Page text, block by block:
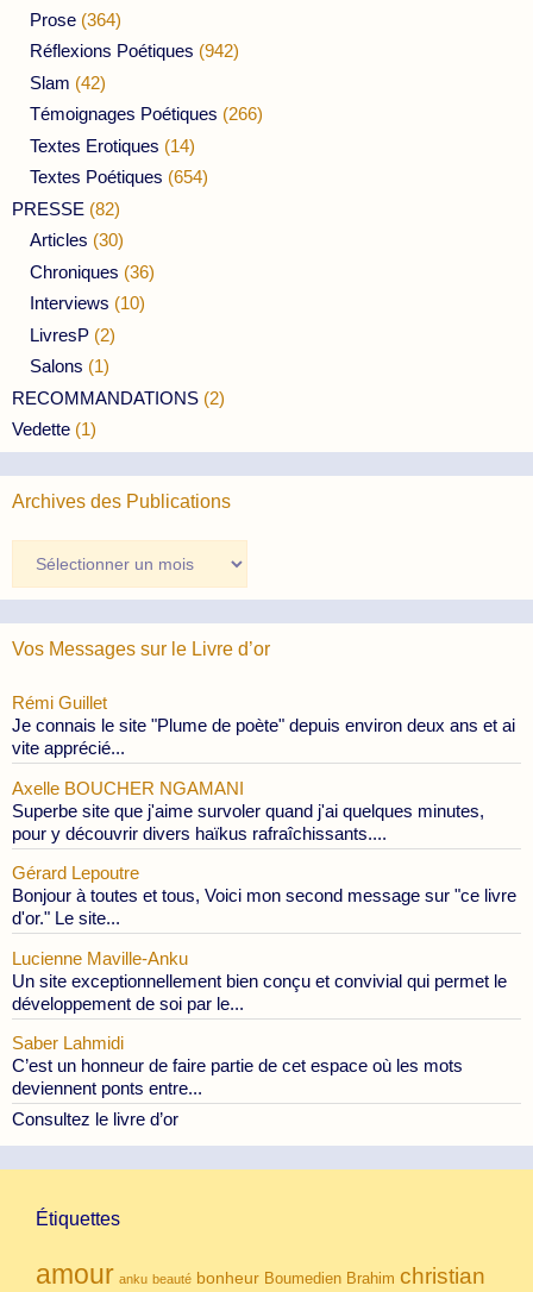
Prose (364)
Réflexions Poétiques (942)
Slam (42)
Témoignages Poétiques (266)
Textes Erotiques (14)
Textes Poétiques (654)
PRESSE (82)
Articles (30)
Chroniques (36)
Interviews (10)
LivresP (2)
Salons (1)
RECOMMANDATIONS (2)
Vedette (1)
Archives des Publications
des
Publications
Vos Messages sur le Livre d’or
Rémi Guillet
Je connais le site "Plume de poète" depuis environ deux ans et ai
vite apprécié...
Axelle BOUCHER NGAMANI
Superbe site que j'aime survoler quand j'ai quelques minutes,
pour y découvrir divers haïkus rafraîchissants....
Gérard Lepoutre
Bonjour à toutes et tous, Voici mon second message sur "ce livre
d'or." Le site...
Lucienne Maville-Anku
Un site exceptionnellement bien conçu et convivial qui permet le
développement de soi par le...
Saber Lahmidi
C’est un honneur de faire partie de cet espace où les mots
deviennent ponts entre...
Consultez le livre d’or
Étiquettes
amour anku beauté bonheur Boumedien Brahim christian